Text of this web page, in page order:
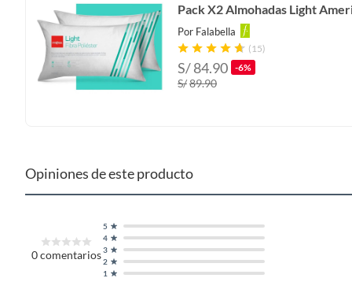
Pack X2 Almohadas Light
Por Falabella
(15)
S/84.90 -6%
S/89.90
Opiniones de este producto
0comentarios
1
2
3
4
5